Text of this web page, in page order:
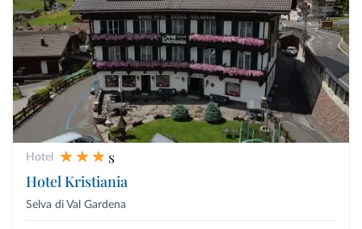
Hotel
s
Hotel Kristiania
Selva di Val Gardena